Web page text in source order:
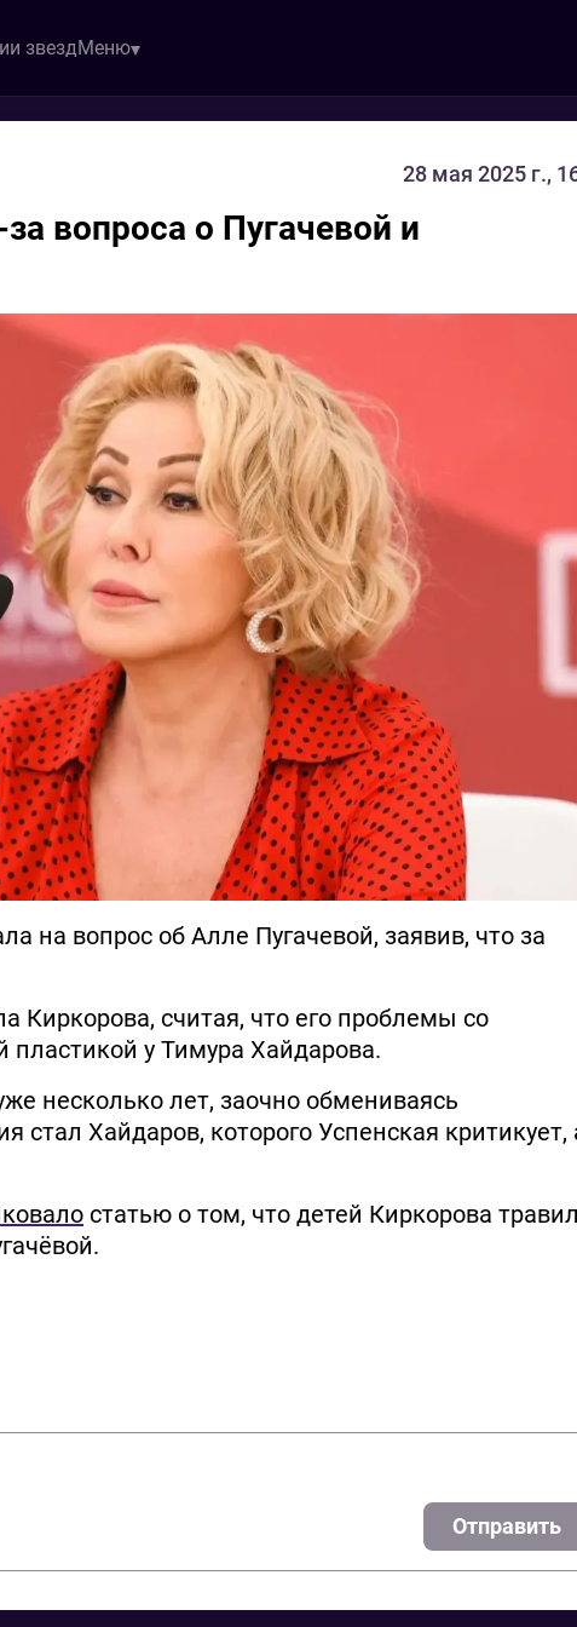
звездМеню
28 мая 2025 г.,
вопроса о Пугачевой и
на вопрос об Алле Пугачевой, заявив, что за
Киркорова, считая, что его проблемы со
пластикой у Тимура Хайдарова.
несколько лет, заочно обмениваясь
Хайдаров, которого Успенская критикует,
статью о том, что детей Киркорова
Отправить